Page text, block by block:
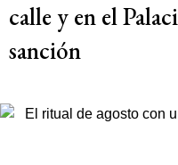
calle y en el
sanción